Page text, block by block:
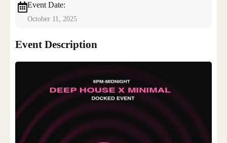
Event Date:
October 11, 2025
Event Description